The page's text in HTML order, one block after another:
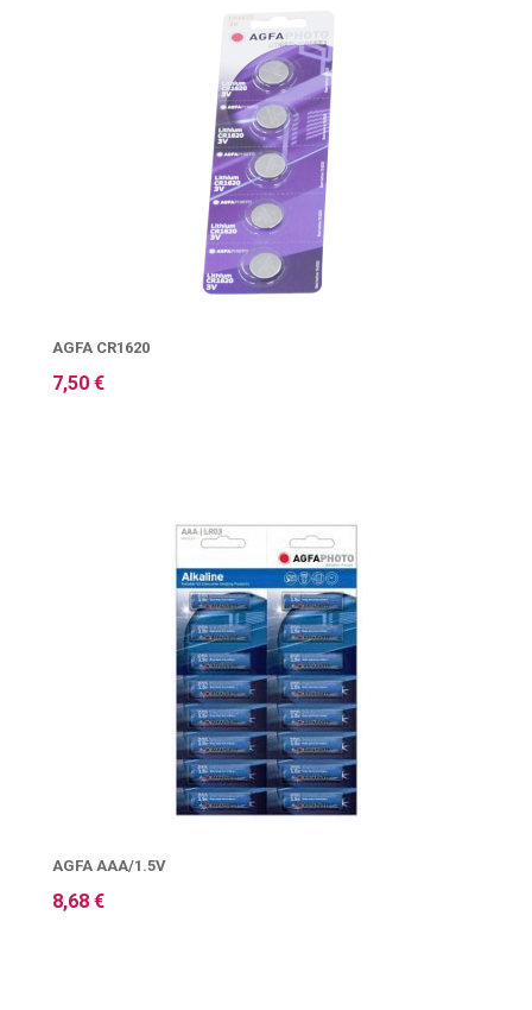
AGFA CR1620
7,50 €
AGFA AAA/1.5V
8,68 €